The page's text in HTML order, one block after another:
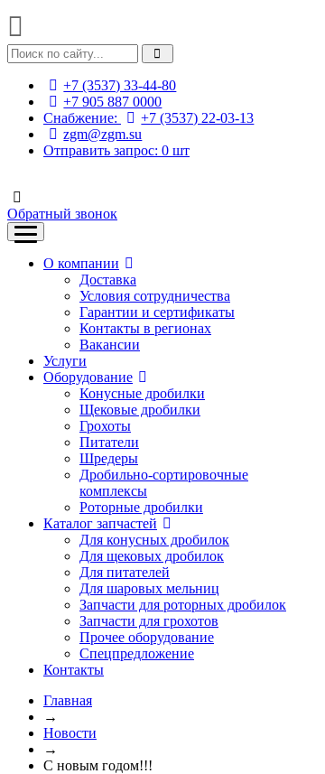
+7 (3537) 33-44-80
+7 905 887 0000
Снабжение:
+7 (3537) 22-03-13
zgm@zgm.su
Отправить запрос: 0 шт
Обратный звонок
О компании
Доставка
Условия сотрудничества
Гарантии и сертификаты
Контакты в регионах
Вакансии
Услуги
Оборудование
Конусные дробилки
Щековые дробилки
Грохоты
Питатели
Шредеры
Дробильно-сортировочные
комплексы
Роторные дробилки
Каталог запчастей
Для конусных дробилок
Для щековых дробилок
Для питателей
Для шаровых мельниц
Запчасти для роторных дробилок
Запчасти для грохотов
Прочее оборудование
Спецпредложение
Контакты
Главная
→
Новости
→
С новым годом!!!